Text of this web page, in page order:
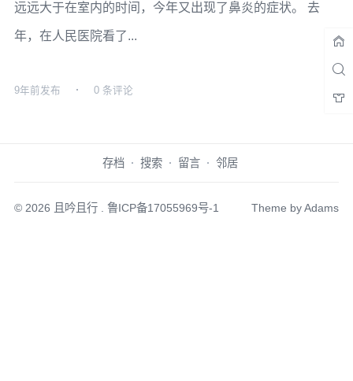
远远大于在室内的时间，今年又出现了鼻炎的症状。 去
年，在人民医院看了...
9年前发布 0 条评论
存档 搜索 留言 邻居
© 2026 且吟且行 . 鲁ICP备17055969号-1 Theme byAdams